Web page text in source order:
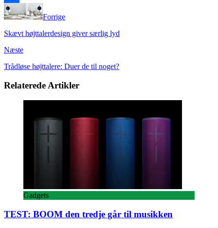
Share
Forrige
Skævt højttalerdesign giver særlig lyd
Næste
Trådløse højttalere: Duer de til noget?
Relaterede Artikler
Gadgets
TEST: BOOM den tredje går til musikken